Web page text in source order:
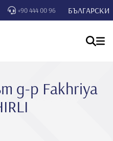
+90 444 00 96 БЪЛГАРСКИ
д-р Fakhriya